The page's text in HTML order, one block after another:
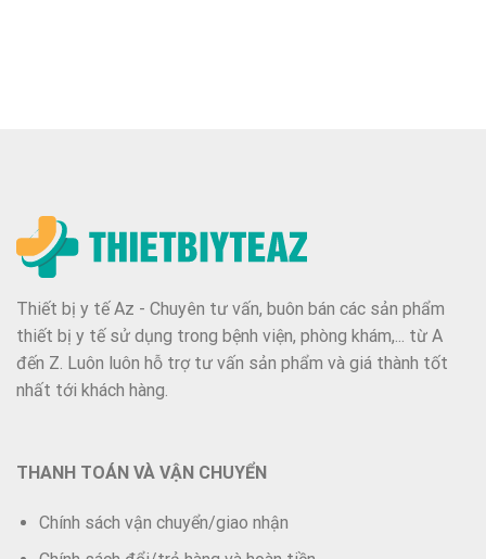
Thiết bị y tế Az - Chuyên tư vấn, buôn bán các sản phẩm
thiết bị y tế sử dụng trong bệnh viện, phòng khám,... từ A
đến Z. Luôn luôn hỗ trợ tư vấn sản phẩm và giá thành tốt
nhất tới khách hàng.
THANH TOÁN VÀ VẬN CHUYỂN
Chính sách vận chuyển/giao nhận